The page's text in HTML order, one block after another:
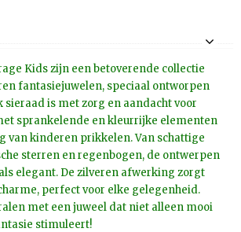
Kids zijn een betoverende collectie
fantasiejuwelen, speciaal ontworpen
sieraad is met zorg en aandacht voor
sprankelende en kleurrijke elementen
van kinderen prikkelen. Van schattige
sterren en regenbogen, de ontwerpen
elegant. De zilveren afwerking zorgt
perfect voor elke gelegenheid.
met een juweel dat niet alleen mooi
stimuleert!